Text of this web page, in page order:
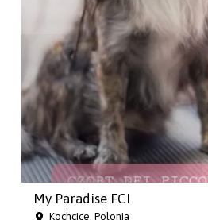
My Paradise FCI
Kochcice, Polonia